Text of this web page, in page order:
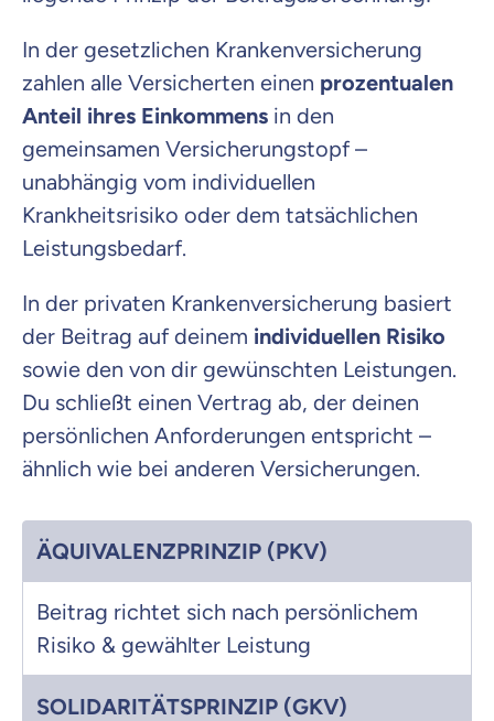
In der gesetzlichen Krankenversicherung
zahlen alle Versicherten einen prozentualen
Anteil ihres Einkommens in den
gemeinsamen Versicherungstopf –
unabhängig vom individuellen
Krankheitsrisiko oder dem tatsächlichen
Leistungsbedarf.
In der privaten Krankenversicherung basiert
der Beitrag auf deinem individuellen Risiko
sowie den von dir gewünschten Leistungen.
Du schließt einen Vertrag ab, der deinen
persönlichen Anforderungen entspricht –
ähnlich wie bei anderen Versicherungen.
ÄQUIVALENZPRINZIP (PKV)
Beitrag richtet sich nach persönlichem
Risiko & gewählter Leistung
SOLIDARITÄTSPRINZIP (GKV)